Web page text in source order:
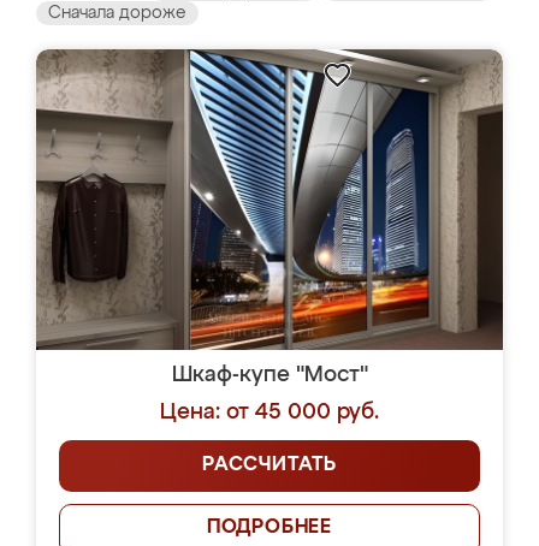
Сначала дороже
Шкаф-купе "Мост"
Цена: от 45 000 руб.
РАССЧИТАТЬ
ПОДРОБНЕЕ